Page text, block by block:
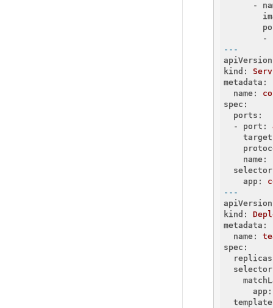
-
-
---
kind:
metadata:
  name:
spec:
  ports:
  - port:
    name:
    app:
---
kind:
metadata:
  name:
spec:
      app: